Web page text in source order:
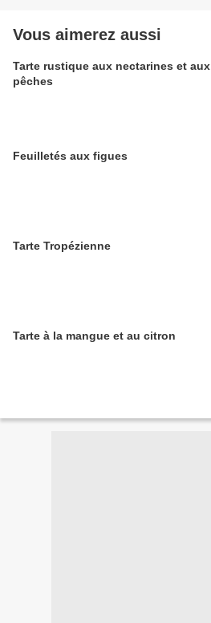
Vous aimerez aussi
Tarte rustique aux nectarines et aux
pêches
Feuilletés aux figues
Tarte Tropézienne
Tarte à la mangue et au citron